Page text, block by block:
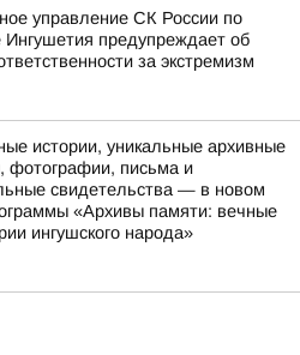
управление СК России по
Ингушетия предупреждает об
за экстремизм
истории, уникальные архивные
фотографии, письма и
свидетельства — в новом
«Архивы памяти: вечные
ингушского народа»